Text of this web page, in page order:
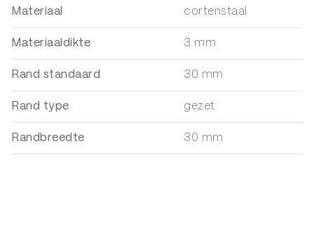
Materiaal cortenstaal
Materiaaldikte 3 mm
Rand standaard 30 mm
Rand type gezet
Randbreedte 30 mm